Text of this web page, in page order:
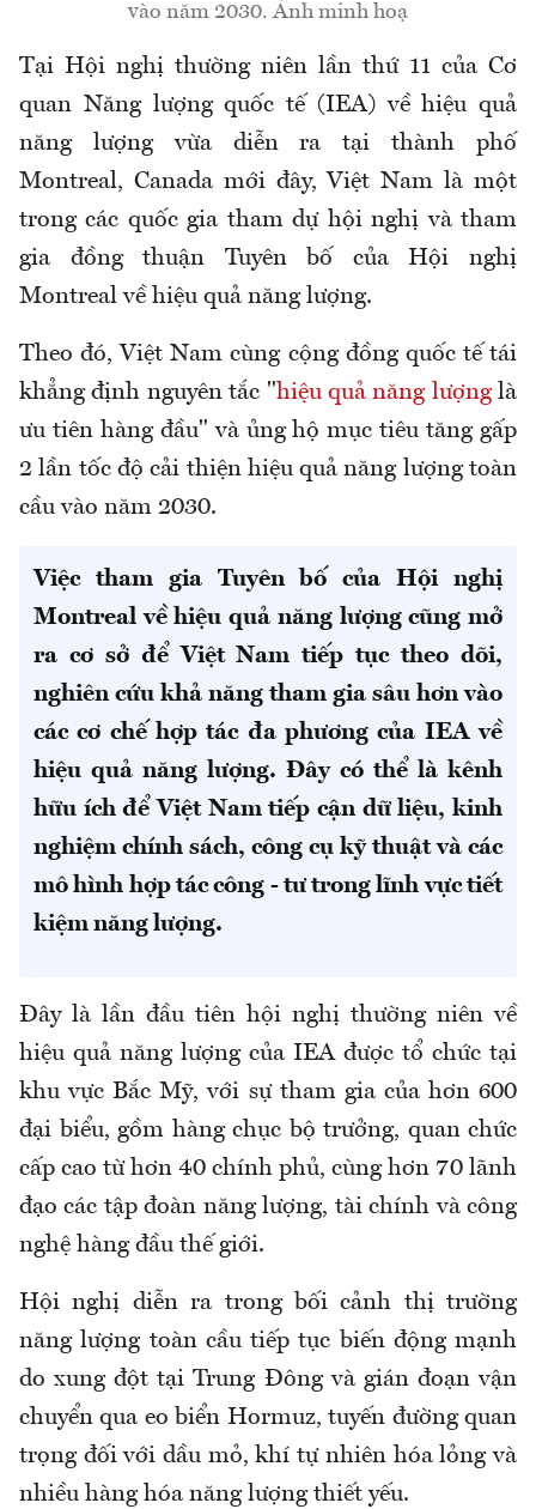
vào năm 2030. Ảnh minh hoạ
Tại Hội nghị thường niên lần thứ 11 của Cơ
quan Năng lượng quốc tế (IEA) về hiệu quả
năng lượng vừa diễn ra tại thành phố
Montreal, Canada mới đây, Việt Nam là một
trong các quốc gia tham dự hội nghị và tham
gia đồng thuận Tuyên bố của Hội nghị
Montreal về hiệu quả năng lượng.
Theo đó, Việt Nam cùng cộng đồng quốc tế tái
khẳng định nguyên tắc "hiệu quả năng lượnglà
ưu tiên hàng đầu" và ủng hộ mục tiêu tăng gấp
2 lần tốc độ cải thiện hiệu quả năng lượng toàn
cầu vào năm 2030.
Việc tham gia Tuyên bố của Hội nghị
Montreal về hiệu quả năng lượng cũng mở
ra cơ sở để Việt Nam tiếp tục theo dõi,
nghiên cứu khả năng tham gia sâu hơn vào
các cơ chế hợp tác đa phương của IEA về
hiệu quả năng lượng. Đây có thể là kênh
hữu ích để Việt Nam tiếp cận dữ liệu, kinh
nghiệm chính sách, công cụ kỹ thuật và các
mô hình hợp tác công - tư trong lĩnh vực tiết
kiệm năng lượng.
Đây là lần đầu tiên hội nghị thường niên về
hiệu quả năng lượng của IEA được tổ chức tại
khu vực Bắc Mỹ, với sự tham gia của hơn 600
đại biểu, gồm hàng chục bộ trưởng, quan chức
cấp cao từ hơn 40 chính phủ, cùng hơn 70 lãnh
đạo các tập đoàn năng lượng, tài chính và công
nghệ hàng đầu thế giới.
Hội nghị diễn ra trong bối cảnh thị trường
năng lượng toàn cầu tiếp tục biến động mạnh
do xung đột tại Trung Đông và gián đoạn vận
chuyển qua eo biển Hormuz, tuyến đường quan
trọng đối với dầu mỏ, khí tự nhiên hóa lỏng và
nhiều hàng hóa năng lượng thiết yếu.